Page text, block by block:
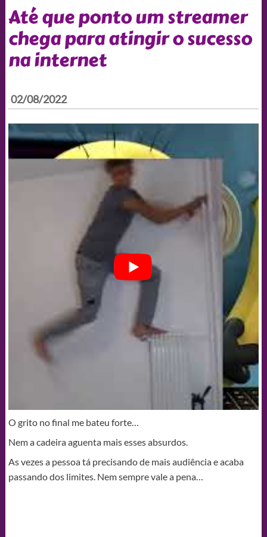
Até que ponto um streamer
chega para atingir o sucesso
na internet
02/08/2022
O grito no final me bateu forte…
Nem a cadeira aguenta mais esses absurdos.
As vezes a pessoa tá precisando de mais audiência e acaba
passando dos limites. Nem sempre vale a pena…